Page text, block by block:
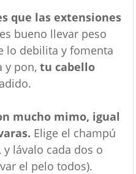
que las extensiones
bueno llevar peso
lo debilita y fomenta
y pon, tu cabello
mucho mimo, igual
Elige el champú
lávalo cada dos o
el pelo todos).